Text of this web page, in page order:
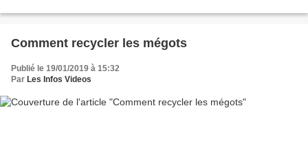
Comment recycler les mégots
Publié le 19/01/2019 à 15:32
Par Les Infos Videos